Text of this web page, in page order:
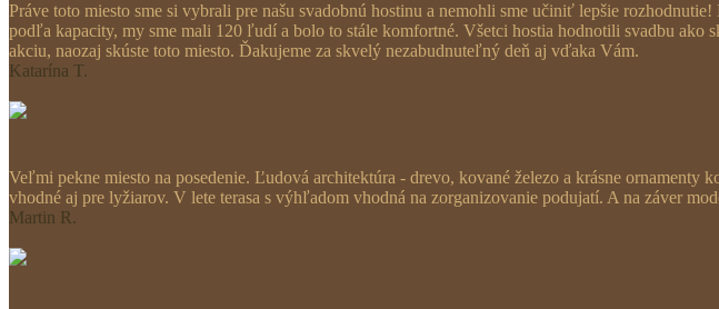
Práve toto miesto sme si vybrali pre našu svadobnú hostinu a nemohli sme učiniť lepšie
podľa kapacity, my sme mali 120 ľudí a bolo to stále komfortné. Všetci hostia hodnotili svadbu
akciu, naozaj skúste toto miesto. Ďakujeme za skvelý nezabudnuteľný deň aj vďaka Vám.
Katarína T.
Veľmi pekne miesto na posedenie. Ľudová architektúra - drevo, kované železo a krásne
vhodné aj pre lyžiarov. V lete terasa s výhľadom vhodná na zorganizovanie podujatí. A na záver
Martin R.